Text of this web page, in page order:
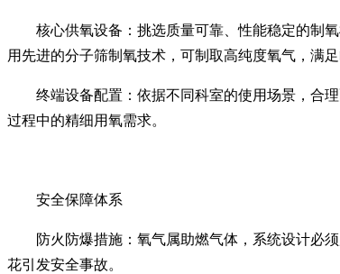
核心供氧设备：挑选质量可靠、性能稳定的制
用先进的分子筛制氧技术，可制取高纯度氧气，满足
终端设备配置：依据不同科室的使用场景，合
过程中的精细用氧需求。
安全保障体系
防火防爆措施：氧气属助燃气体，系统设计必
花引发安全事故。